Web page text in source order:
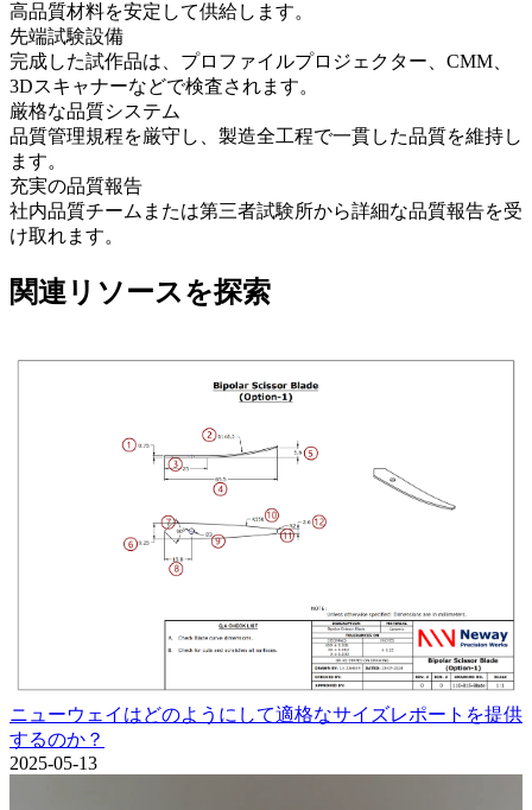
高品質材料を安定して供給します。
先端試験設備
完成した試作品は、プロファイルプロジェクター、CMM、
3Dスキャナーなどで検査されます。
厳格な品質システム
品質管理規程を厳守し、製造全工程で一貫した品質を維持し
ます。
充実の品質報告
社内品質チームまたは第三者試験所から詳細な品質報告を受
け取れます。
関連リソースを探索
ニューウェイはどのようにして適格なサイズレポートを提供
するのか？
2025-05-13